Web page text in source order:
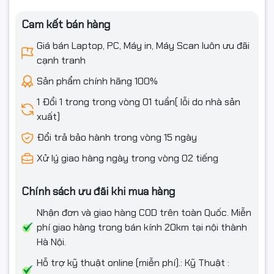
Cam kết bán hàng
Giá bán Laptop, PC, Máy in, Máy Scan luôn ưu đãi
cạnh tranh
Sản phẩm chính hãng 100%
1 Đổi 1 trong trong vòng 01 tuần( lỗi do nhà sản
xuất)
Đổi trả bảo hành trong vòng 15 ngày
Xử lý giao hàng ngày trong vòng 02 tiếng
Chính sách ưu đãi khi mua hàng
Nhận đơn và giao hàng COD trên toàn Quốc. Miễn
phí giao hàng trong bán kính 20km tại nội thành
Hà Nội.
Hỗ trợ kỹ thuật online (miễn phí).: Kỹ Thuật :
lượng tạiHANCOMPUTER. Đến ngay với chúng tôi để được